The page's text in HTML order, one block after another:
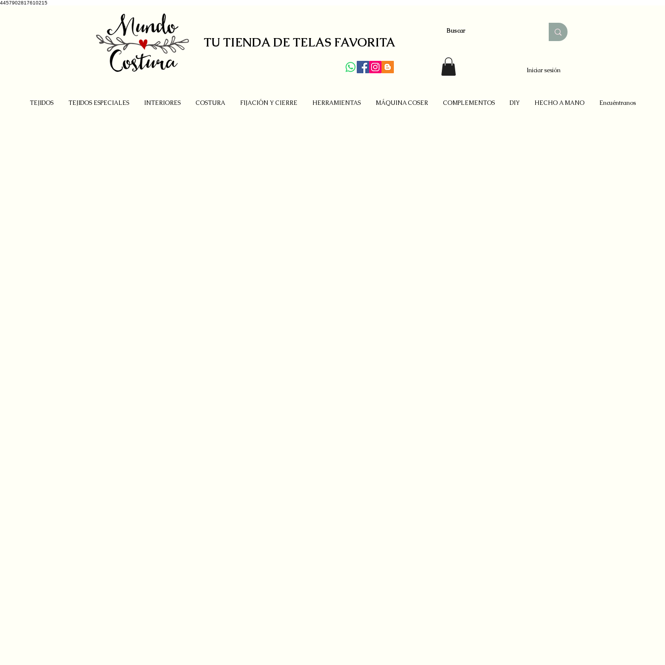
4457902817610215
TU TIENDA DE TELAS FAVORITA
Iniciar sesión
TEJIDOS TEJIDOS ESPECIALES INTERIORES COSTURA FIJACIÓN Y CIERRE HERRAMIENTAS MÁQUINA COSER COMPLEMENTOS DIY HECHO A MANO Encuéntranos